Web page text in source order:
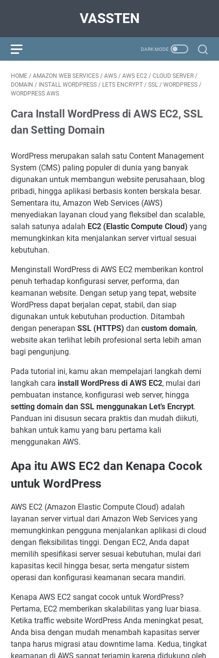
VASSTEN
HOME / AMAZON WEB SERVICES / AWS / AWS EC2 / CLOUD SERVER /
DOMAIN / INSTALL WORDPRESS / LETS ENCRYPT / SSL / WORDPRESS /
WORDPRESS AWS
Cara Install WordPress di AWS EC2, SSL
dan Setting Domain
WordPress merupakan salah satu Content Management
System (CMS) paling populer di dunia yang banyak
digunakan untuk membangun website perusahaan, blog
pribadi, hingga aplikasi berbasis konten berskala besar.
Sementara itu, Amazon Web Services (AWS)
menyediakan layanan cloud yang fleksibel dan scalable,
salah satunya adalah EC2 (Elastic Compute Cloud) yang
memungkinkan kita menjalankan server virtual sesuai
kebutuhan.
Menginstall WordPress di AWS EC2 memberikan kontrol
penuh terhadap konfigurasi server, performa, dan
keamanan website. Dengan setup yang tepat, website
WordPress dapat berjalan cepat, stabil, dan siap
digunakan untuk kebutuhan production. Ditambah
dengan penerapan SSL (HTTPS) dan custom domain,
website akan terlihat lebih profesional serta lebih aman
bagi pengunjung.
Pada tutorial ini, kamu akan mempelajari langkah demi
langkah cara install WordPress di AWS EC2, mulai dari
pembuatan instance, konfigurasi web server, hingga
setting domain dan SSL menggunakan Let’s Encrypt.
Panduan ini disusun secara praktis dan mudah diikuti,
bahkan untuk kamu yang baru pertama kali
menggunakan AWS.
Apa itu AWS EC2 dan Kenapa Cocok
untuk WordPress
AWS EC2 (Amazon Elastic Compute Cloud) adalah
layanan server virtual dari Amazon Web Services yang
memungkinkan pengguna menjalankan aplikasi di cloud
dengan fleksibilitas tinggi. Dengan EC2, Anda dapat
memilih spesifikasi server sesuai kebutuhan, mulai dari
kapasitas kecil hingga besar, serta mengatur sistem
operasi dan konfigurasi keamanan secara mandiri.
Kenapa AWS EC2 sangat cocok untuk WordPress?
Pertama, EC2 memberikan skalabilitas yang luar biasa.
Ketika traffic website WordPress Anda meningkat pesat,
Anda bisa dengan mudah menambah kapasitas server
tanpa harus migrasi atau downtime lama. Kedua, tingkat
keamanan di AWS sangat terjamin karena didukung oleh